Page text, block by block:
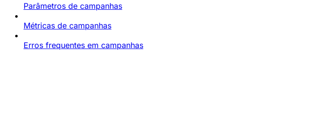
Parâmetros de campanhas
Métricas de campanhas
Erros frequentes em campanhas